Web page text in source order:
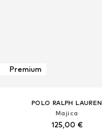
Premium
POLO RALPH LAUREN
Majica
125,00 €